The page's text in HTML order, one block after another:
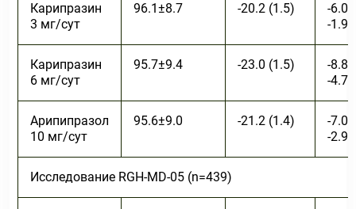
Карипразин
3 мг/сут
96.1±8.7 -20.2 (1.5)
-6.0
-1.9)
Карипразин
6 мг/сут
95.7±9.4 -23.0 (1.5)
-8.8
-4.7)
Арипипразол
10 мг/сут
95.6±9.0 -21.2 (1.4)
-7.0
-2.9)
Исследование RGH-MD-05 (n=439)